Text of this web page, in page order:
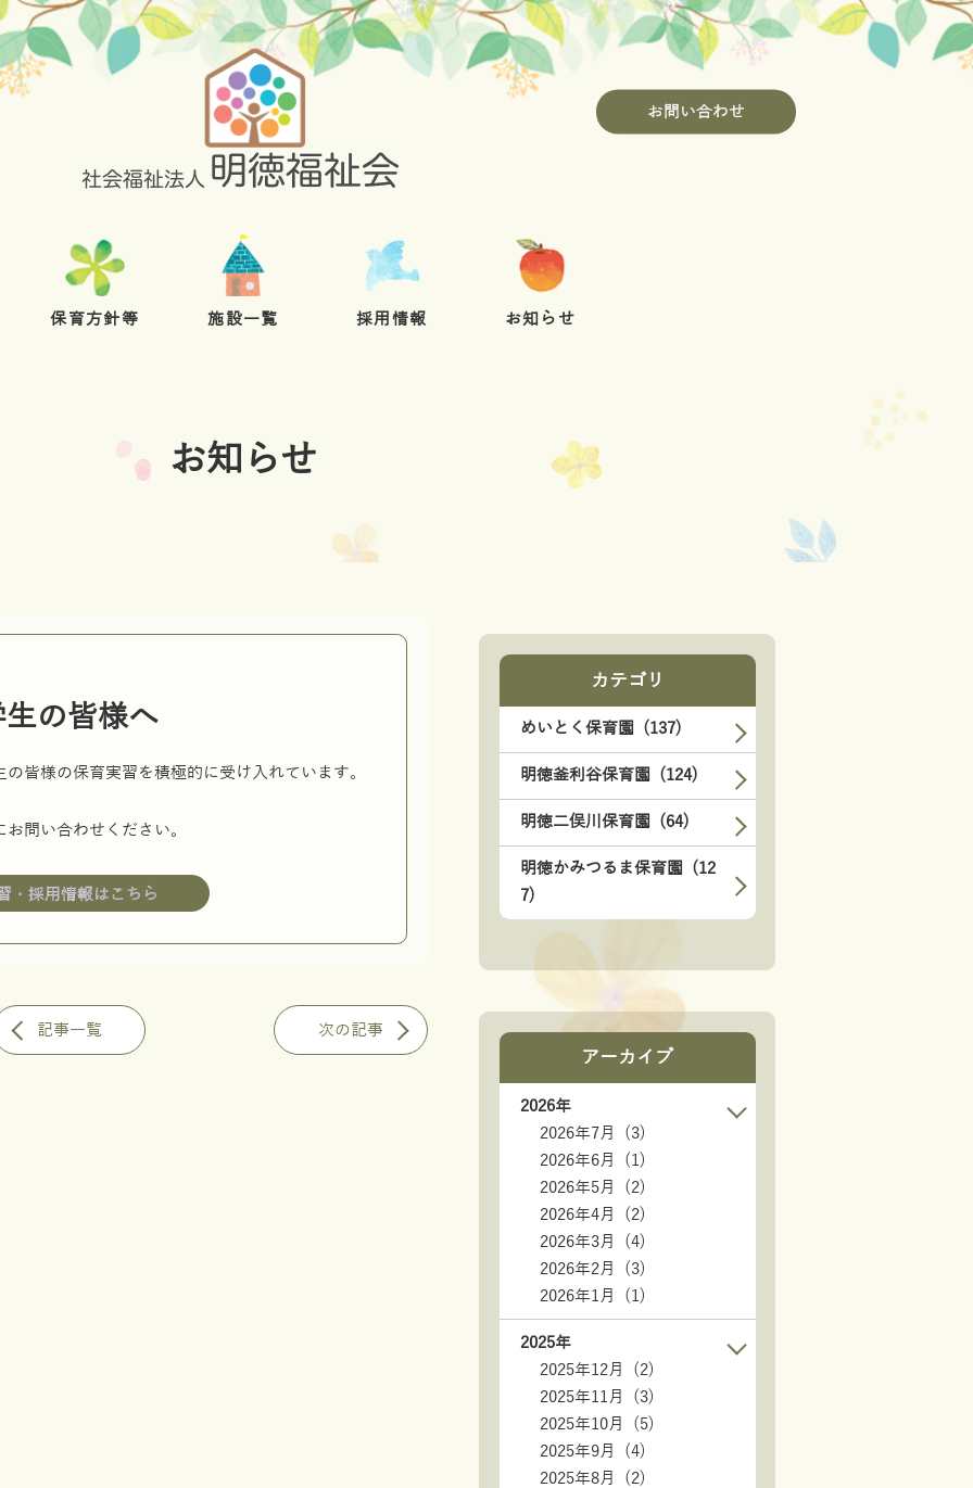
お問い合わせ
保育方針等 施設一覧 採用情報 お知らせ
お知らせ
の皆様へ
皆様の保育実習を積極的に受け入れています。
問い合わせください。
・採用情報はこちら
記事一覧 次の記事
カテゴリ
めいとく保育園 (137)
明徳釜利谷保育園 (124)
明徳二俣川保育園 (64)
明徳かみつるま保育園 (12
7)
アーカイブ
2026年
2026年7月 (3)
2026年6月 (1)
2026年5月 (2)
2026年4月 (2)
2026年3月 (4)
2026年2月 (3)
2026年1月 (1)
2025年
2025年12月 (2)
2025年11月 (3)
2025年10月 (5)
2025年9月 (4)
2025年8月 (2)